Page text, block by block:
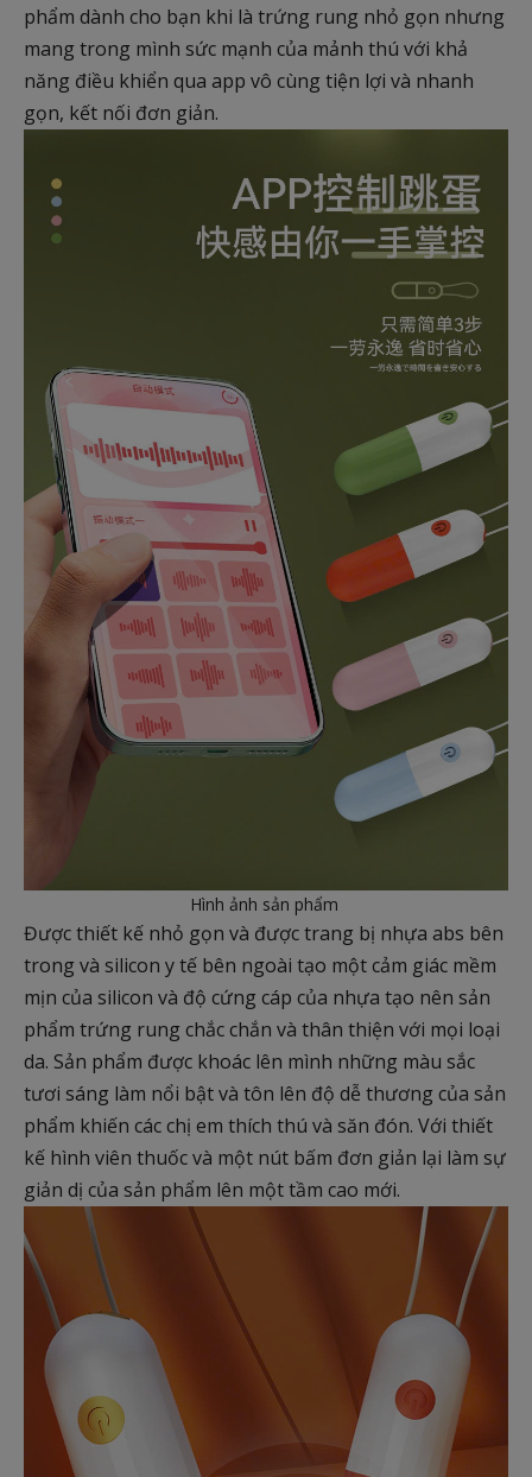
phẩm dành cho bạn khi là trứng rung nhỏ gọn nhưng
mang trong mình sức mạnh của mảnh thú với khả
năng điều khiển qua app vô cùng tiện lợi và nhanh
gọn, kết nối đơn giản.
Hình ảnh sản phẩm
Được thiết kế nhỏ gọn và được trang bị nhựa abs bên
trong và silicon y tế bên ngoài tạo một cảm giác mềm
mịn của silicon và độ cứng cáp của nhựa tạo nên sản
phẩm trứng rung chắc chắn và thân thiện với mọi loại
da. Sản phẩm được khoác lên mình những màu sắc
tươi sáng làm nổi bật và tôn lên độ dễ thương của sản
phẩm khiến các chị em thích thú và săn đón. Với thiết
kế hình viên thuốc và một nút bấm đơn giản lại làm sự
giản dị của sản phẩm lên một tầm cao mới.